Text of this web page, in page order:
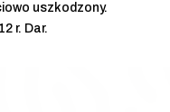
uszkodzony.
r. Dar.